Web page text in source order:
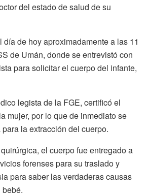
del estado de salud de su
de hoy aproximadamente a las 11
de Umán, donde se entrevistó con
para solicitar el cuerpo del infante,
legista de la FGE, certificó el
mujer, por lo que de inmediato se
la extracción del cuerpo.
el cuerpo fue entregado a
forenses para su traslado y
para saber las verdaderas causas